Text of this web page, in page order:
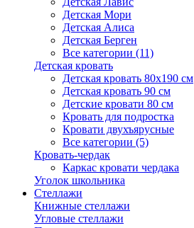
Детская Мори
Детская Алиса
Детская Берген
Все категории (11)
Детская кровать
Детская кровать 80х190 см
Детская кровать 90 см
Детские кровати 80 см
Кровать для подростка
Кровати двухъярусные
Все категории (5)
Кровать-чердак
Каркас кровати чердака
Уголок школьника
Стеллажи
Книжные стеллажи
Угловые стеллажи